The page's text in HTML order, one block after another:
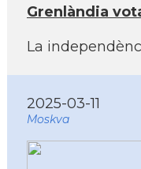
Grenlàndia
La
2025-03-11
Moskva